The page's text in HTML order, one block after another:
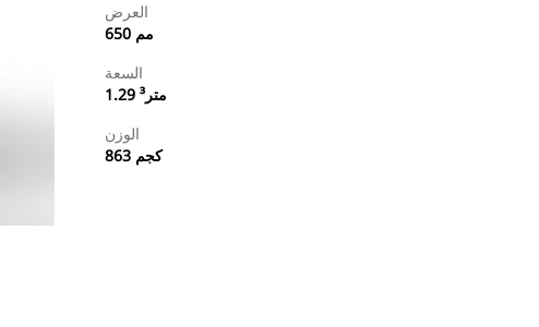
العرض
650 مم
السعة
1.29 متر³
الوزن
863 كجم